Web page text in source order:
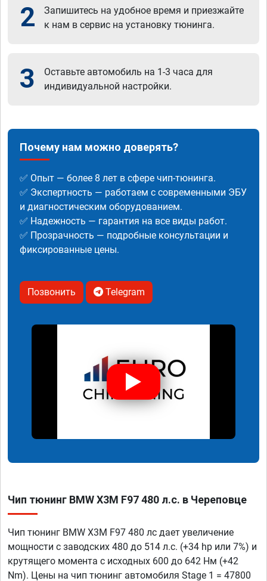
2
Запишитесь на удобное время и приезжайте
к нам в сервис на установку тюнинга.
3
Оставьте автомобиль на 1-3 часа для
индивидуальной настройки.
Почему нам можно доверять?
✅ Опыт — более 8 лет в сфере чип-тюнинга.
✅ Экспертность — работаем с современными ЭБУ
и диагностическим оборудованием.
✅ Надежность — гарантия на все виды работ.
✅ Прозрачность — подробные консультации и
фиксированные цены.
Позвонить Telegram
Чип тюнинг BMW X3M F97 480 л.с. в Череповце
Чип тюнинг BMW X3M F97 480 лс дает увеличение
мощности с заводских 480 до 514 л.с. (+34 hp или 7%) и
крутящего момента с исходных 600 до 642 Нм (+42
Nm). Цены на чип тюнинг автомобиля Stage 1 = 47800